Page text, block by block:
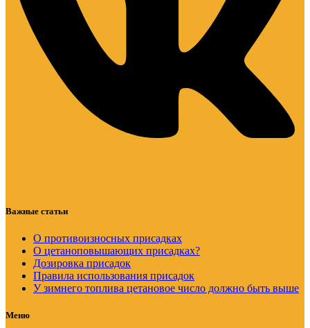
Важные статьи
О противоизносных присадках
О цетаноповышающих присадках?
Дозировка присадок
Правила использования присадок
У зимнего топлива цетановое число должно быть выше
Меню